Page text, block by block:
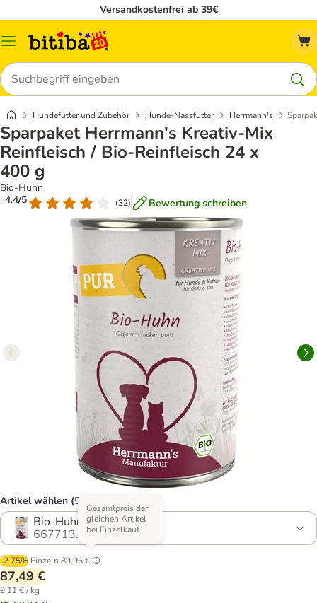
Versandkostenfrei ab 39€
Menü
Suchen
Hundefutter und Zubehör Hunde-Nassfutter Herrmann's
Sparpaket Herrmann's Kreativ-Mix
Reinfleisch / Bio-Reinfleisch 24 x
400 g
Bio-Huhn
: 4.4/5
(32) Bewertung schreiben
Artikel wählen (5 Varianten)
Bio-Huhn
667713.9
-2.75% Einzeln 89,96 €
Gesamtpreis der
gleichen Artikel
bei Einzelkauf
87,49 €
9,11 € / kg